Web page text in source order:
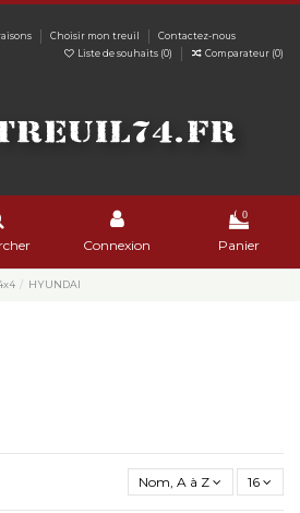
Choisir mon treuil
Contactez-nous
Liste de souhaits (0) Comparateur (0)
Connexion
0
Panier
HYUNDAI
Nom, A à Z 16